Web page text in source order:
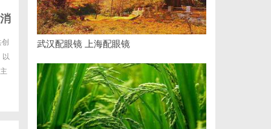
以
武汉配眼镜 上海配眼镜